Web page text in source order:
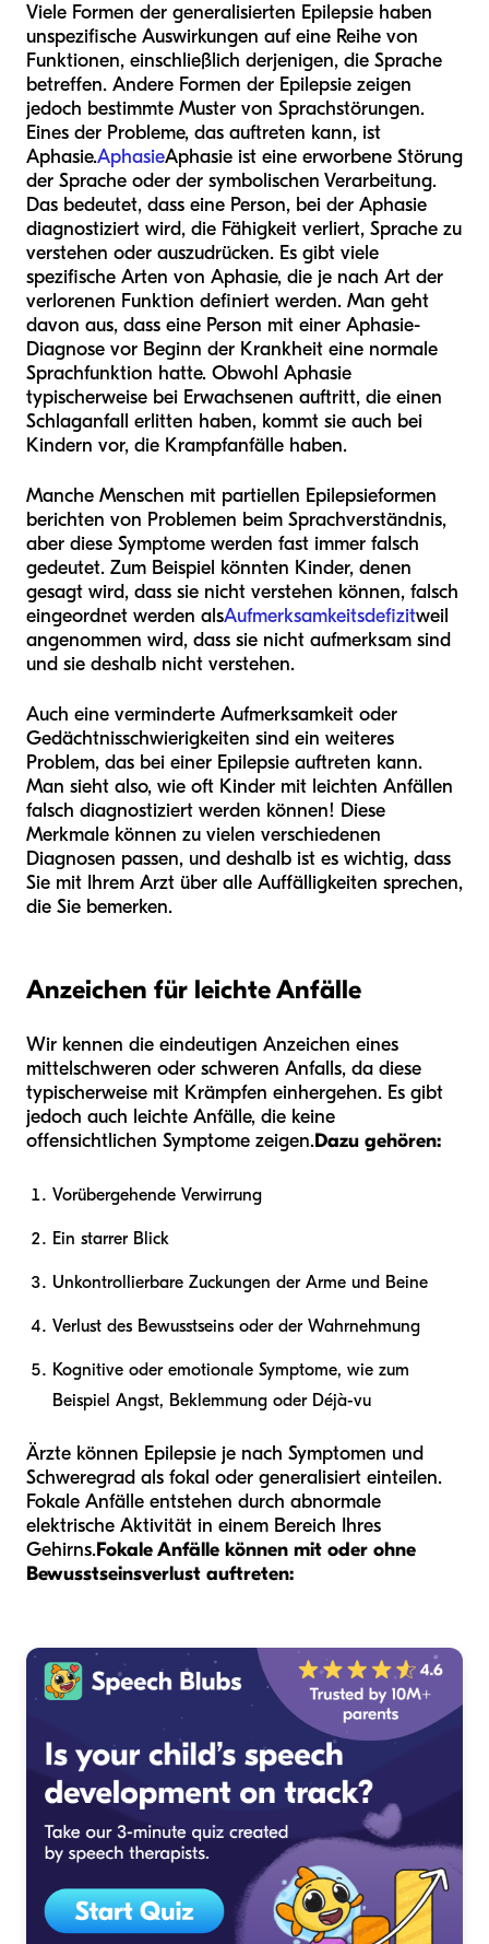
Viele Formen der generalisierten Epilepsie haben
unspezifische Auswirkungen auf eine Reihe von
Funktionen, einschließlich derjenigen, die Sprache
betreffen. Andere Formen der Epilepsie zeigen
jedoch bestimmte Muster von Sprachstörungen.
Eines der Probleme, das auftreten kann, ist
Aphasie.AphasieAphasie ist eine erworbene Störung
der Sprache oder der symbolischen Verarbeitung.
Das bedeutet, dass eine Person, bei der Aphasie
diagnostiziert wird, die Fähigkeit verliert, Sprache zu
verstehen oder auszudrücken. Es gibt viele
spezifische Arten von Aphasie, die je nach Art der
verlorenen Funktion definiert werden. Man geht
davon aus, dass eine Person mit einer Aphasie-
Diagnose vor Beginn der Krankheit eine normale
Sprachfunktion hatte. Obwohl Aphasie
typischerweise bei Erwachsenen auftritt, die einen
Schlaganfall erlitten haben, kommt sie auch bei
Kindern vor, die Krampfanfälle haben.
Manche Menschen mit partiellen Epilepsieformen
berichten von Problemen beim Sprachverständnis,
aber diese Symptome werden fast immer falsch
gedeutet. Zum Beispiel könnten Kinder, denen
gesagt wird, dass sie nicht verstehen können, falsch
eingeordnet werden alsAufmerksamkeitsdefizitweil
angenommen wird, dass sie nicht aufmerksam sind
und sie deshalb nicht verstehen.
Auch eine verminderte Aufmerksamkeit oder
Gedächtnisschwierigkeiten sind ein weiteres
Problem, das bei einer Epilepsie auftreten kann.
Man sieht also, wie oft Kinder mit leichten Anfällen
falsch diagnostiziert werden können! Diese
Merkmale können zu vielen verschiedenen
Diagnosen passen, und deshalb ist es wichtig, dass
Sie mit Ihrem Arzt über alle Auffälligkeiten sprechen,
die Sie bemerken.
Anzeichen für leichte Anfälle
Wir kennen die eindeutigen Anzeichen eines
mittelschweren oder schweren Anfalls, da diese
typischerweise mit Krämpfen einhergehen. Es gibt
jedoch auch leichte Anfälle, die keine
offensichtlichen Symptome zeigen.Dazu gehören:
Vorübergehende Verwirrung
Ein starrer Blick
Unkontrollierbare Zuckungen der Arme und Beine
Verlust des Bewusstseins oder der Wahrnehmung
Kognitive oder emotionale Symptome, wie zum
Beispiel Angst, Beklemmung oder Déjà-vu
Ärzte können Epilepsie je nach Symptomen und
Schweregrad als fokal oder generalisiert einteilen.
Fokale Anfälle entstehen durch abnormale
elektrische Aktivität in einem Bereich Ihres
Gehirns.Fokale Anfälle können mit oder ohne
Bewusstseinsverlust auftreten: